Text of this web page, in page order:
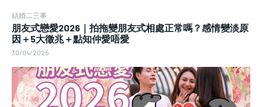
結婚二三事
朋友式戀愛2026｜拍拖變朋友式相處正常嗎？感情變淡原
因＋5大徵兆＋點知仲愛唔愛
30/04/2026